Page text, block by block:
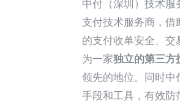
中付（深圳）技术
支付技术服务商，借
的支付收单安全、
为一家独立的第三方
领先的地位。同时
手段和工具，有效防